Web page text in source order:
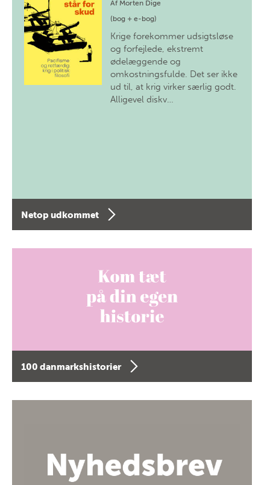
Af Morten Dige
(bog + e-bog)
Krige forekommer udsigtsløse
og forfejlede, ekstremt
ødelæggende og
omkostningsfulde. Det ser ikke
ud til, at krig virker særlig godt.
Alligevel diskv…
Netop udkommet
100 danmarkshistorier